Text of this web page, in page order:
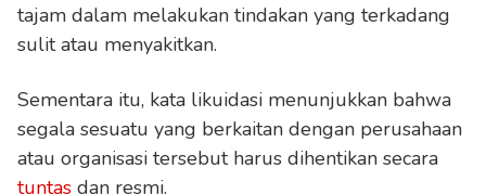
tajam dalam melakukan tindakan yang terkadang
sulit atau menyakitkan.
Sementara itu, kata likuidasi menunjukkan bahwa
segala sesuatu yang berkaitan dengan perusahaan
atau organisasi tersebut harus dihentikan secara
tuntas dan resmi.